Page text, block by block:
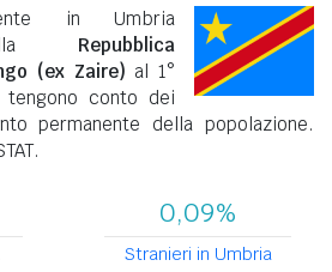
in Umbria
Repubblica
(ex Zaire) al 1°
conto dei
permanente della popolazione.
0,09%
Stranieri in Umbria